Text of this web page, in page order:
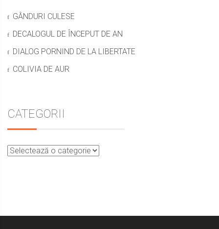
GÂNDURI CULESE
DECALOGUL DE ÎNCEPUT DE AN
DIALOG PORNIND DE LA LIBERTATE
COLIVIA DE AUR
CATEGORII